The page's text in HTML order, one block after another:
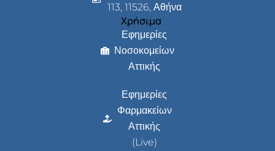
113, 11526, Αθήνα
Χρήσιμα
Εφημερίες
Νοσοκομείων
Αττικής
Εφημερίες
Φαρμακείων
Αττικής
(Live)